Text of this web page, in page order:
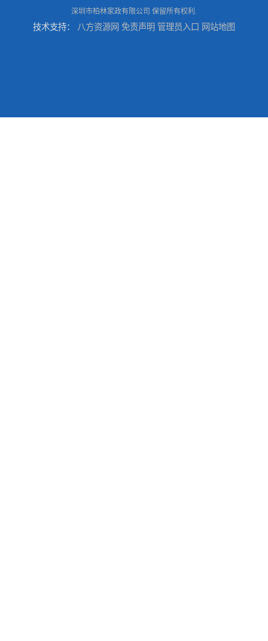
深圳市柏林家政有限公司 保留所有权利.
技术支持： 八方资源网 免责声明 管理员入口 网站地图